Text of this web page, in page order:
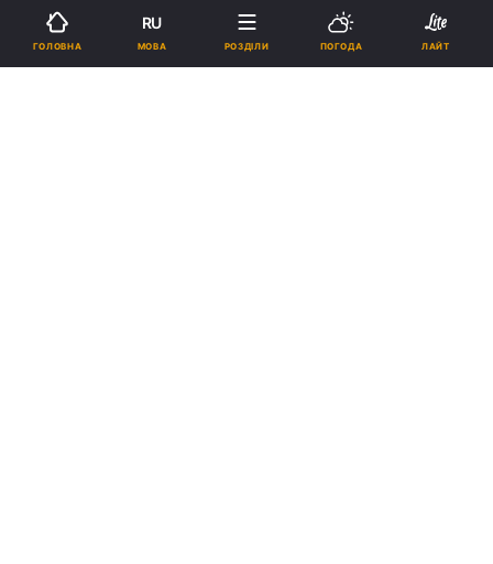
12:53, 19.07.19 99
ГОЛОВНА
RU
МОВА РОЗДІЛИ ПОГОДА ЛАЙТ